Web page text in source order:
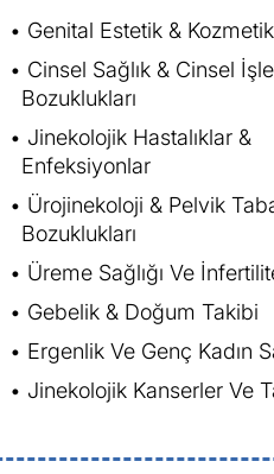
Genital Estetik &
Cinsel Sağlık & Cinsel
Bozuklukları
Jinekolojik Hastalıklar &
Enfeksiyonlar
Ürojinekoloji & Pelvik
Bozuklukları
Üreme Sağlığı Ve
Gebelik & Doğum Takibi
Ergenlik Ve Genç Kadın
Jinekolojik Kanserler Ve